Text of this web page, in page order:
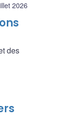
2026
des